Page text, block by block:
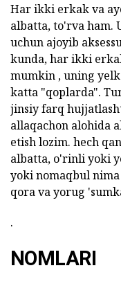
Har ikki erkak va
albatta, to'rva ham.
uchun ajoyib
kunda, har ikki
mumkin , uning
katta "qoplarda".
jinsiy farq
allaqachon alohida
etish lozim. hech
albatta, o'rinli yoki
yoki nomaqbul
qora va yorug
.
NOMLARI